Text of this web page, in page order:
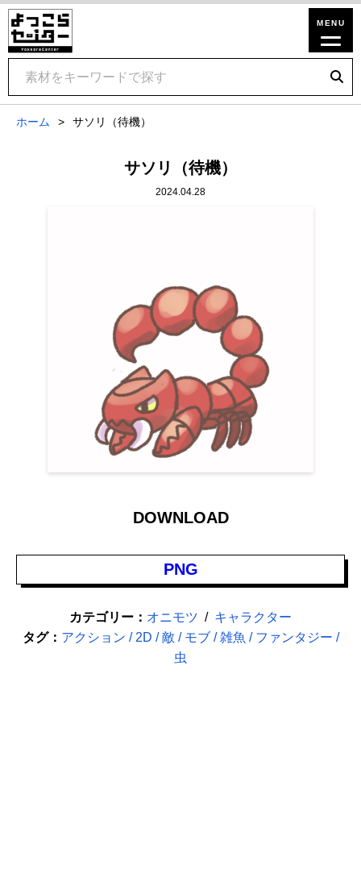
ホーム サソリ（待機）
サソリ（待機）
2024.04.28
DOWNLOAD
PNG
カテゴリー： オニモツ
キャラクター
タグ： アクション 2D 敵 モブ 雑魚
ファンタジー
虫